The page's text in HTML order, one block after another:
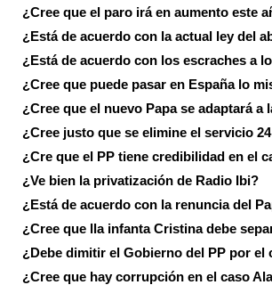
¿Cree que el paro irá en aumento este
¿Está de acuerdo con la actual ley del
¿Está de acuerdo con los escraches a
¿Cree que puede pasar en España lo
¿Cree que el nuevo Papa se adaptará a
¿Cree justo que se elimine el servicio
¿Cre que el PP tiene credibilidad en el
¿Ve bien la privatización de Radio Ibi?
¿Está de acuerdo con la renuncia del
¿Cree que lla infanta Cristina debe
¿Debe dimitir el Gobierno del PP por el
¿Cree que hay corrupción en el caso